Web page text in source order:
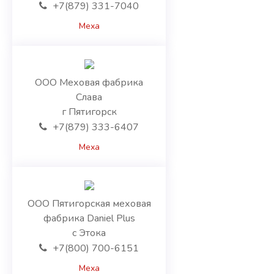
Ереван
Котайкская область
Тавушская область
Ширакская область
Белоруссия
Брестская область
Витебская область
Гомельская область
Минская область
Могилевская область
Казахстан
Акмолинская область
Актюбинская область
+7(879) 331-7040
Меха
ООО Меховая фабрика
Слава
г Пятигорск
+7(879) 333-6407
Меха
ООО Пятигорская меховая
фабрика Daniel Plus
с Этока
+7(800) 700-6151
Меха